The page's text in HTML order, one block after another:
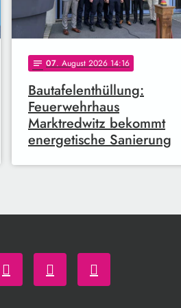
notes 07. August 2026 14:16
Bautafelenthüllung:
Feuerwehrhaus
Marktredwitz bekommt
energetische Sanierung